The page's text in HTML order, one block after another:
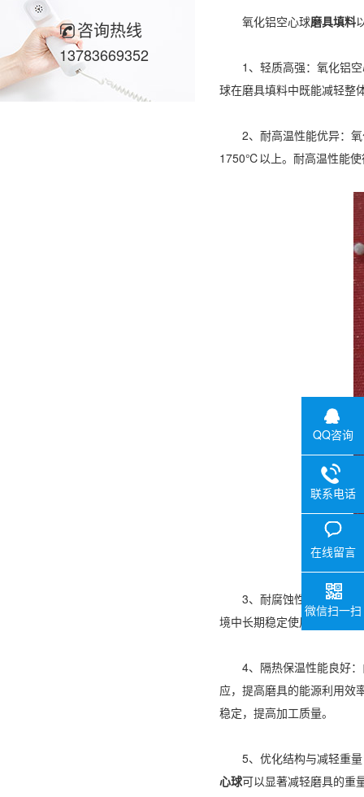
咨询热线
13783669352
氧化铝空心球磨具填料
1、轻质高强：氧化铝空
球在磨具填料中既能减轻整
2、耐高温性能优异：氧
1750℃以上。耐高温性能使
3、耐腐蚀性强：氧化铝
境中长期稳定使用，不易受
4、隔热保温性能良好：
应，提高磨具的能源利用效
稳定，提高加工质量。
5、优化结构与减轻重量
心球可以显著减轻磨具的重
QQ咨询
联系电话
在线留言
微信扫一扫